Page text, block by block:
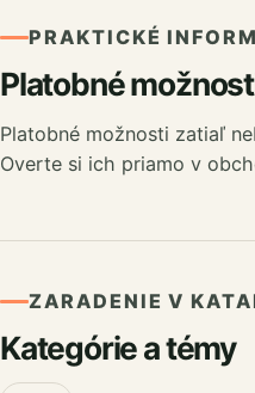
PRAKTICKÉ
Platobné
Platobné možnosti zatiaľ
Overte si ich priamo v
ZARADENIE V
Kategórie a témy